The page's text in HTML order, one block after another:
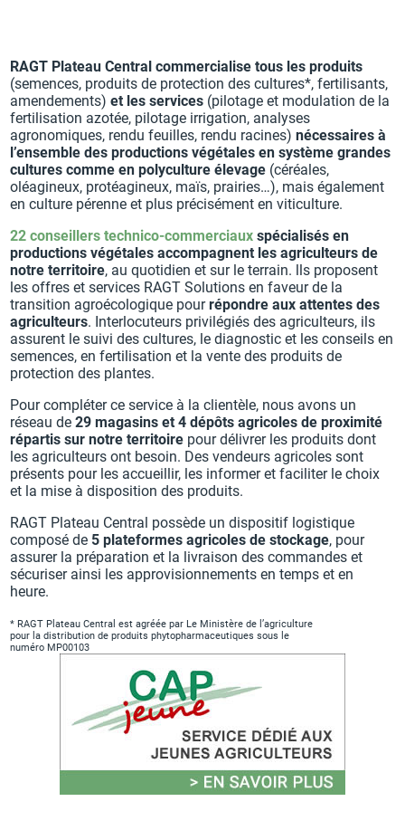
RAGT Plateau Central commercialise tous les produits
(semences, produits de protection des cultures*, fertilisants,
amendements)et les services (pilotage et modulation de la
fertilisation azotée, pilotage irrigation, analyses
agronomiques, rendu feuilles, rendu racines)nécessaires à
l’ensemble des productions végétales en système grandes
cultures comme en polyculture élevage (céréales,
oléagineux, protéagineux, maïs, prairies…), mais également
en culture pérenne et plus précisément en viticulture.
22 conseillers technico-commerciauxspécialisés en
productions végétales accompagnent les agriculteurs de
notre territoire, au quotidien et sur le terrain. lls proposent
les offres et services RAGT Solutions en faveur de la
transition agroécologique pourrépondre aux attentes des
agriculteurs. Interlocuteurs privilégiés des agriculteurs, ils
assurent le suivi des cultures, le diagnostic et les conseils en
semences, en fertilisation et la vente des produits de
protection des plantes.
Pour compléter ce service à la clientèle, nous avons un
réseau de29 magasins et 4 dépôts agricoles de proximité
répartis sur notre territoire pour délivrer les produits dont
les agriculteurs ont besoin. Des vendeurs agricoles sont
présents pour les accueillir, les informer et faciliter le choix
et la mise à disposition des produits.
RAGT Plateau Central possède un dispositif logistique
composé de 5 plateformes agricoles de stockage, pour
assurer la préparation et la livraison des commandes et
sécuriser ainsi les approvisionnements en temps et en
heure.
* RAGT Plateau Central est agréée par Le Ministère de l’agriculture
pour la distribution de produits phytopharmaceutiques sous le
numéro MP00103